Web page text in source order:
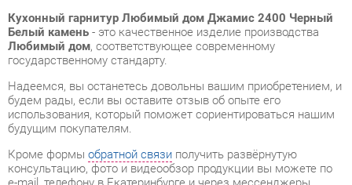
будем рады, если вы оставите отзыв об опыте его
использования, который поможет сориентироваться нашим
будущим покупателям.
Кроме формыобратной связиполучить развёрнутую
консультацию, фото и видеообзор продукции вы можете по
e-mail, телефону в Екатеринбурге и через мессенджеры
Telegram и WhatsApp.
Готовые комплекты также можно сравнить между собой в
Джамис 2400 Черный Белый камень, самостоятельно забрав
его с нашего центрального склада в г. Екатеринбург. Полный